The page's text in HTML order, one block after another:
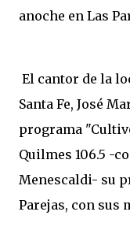
anoche en Las
El cantor de la
Santa Fe, José
programa
Quilmes 106.5 -
Menescaldi- su
Parejas, con sus